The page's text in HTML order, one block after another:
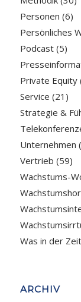
Personen (6)
Persönliches
Podcast(5)
Private Equity
Service (21)
Strategie &
Unternehmen
Vertrieb (59)
Wachstums-
Was in der
ARCHIV